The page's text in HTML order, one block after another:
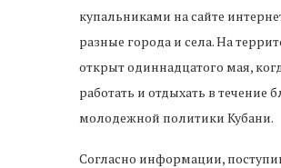
купальниками на сайте
разные города и села. На
открыт одиннадцатого мая,
работать и отдыхать в
молодежной политики Кубани.
Согласно информации,